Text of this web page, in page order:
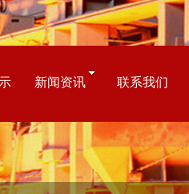
新闻资讯 联系我们